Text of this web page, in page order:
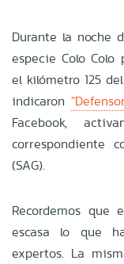
Durante la noche
especie Colo
el kilómetro 125
indicaron
Facebook,
correspondiente
(SAG).
Recordemos que
escasa lo que
expertos. La